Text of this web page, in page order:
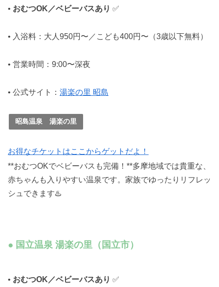
• おむつOK／ベビーバスあり ✅
• 入浴料：大人950円〜／こども400円〜（3歳以下無料）
• 営業時間：9:00〜深夜
• 公式サイト： 湯楽の里 昭島
昭島温泉 湯楽の里
お得なチケットはここからゲットだよ！
**おむつOKでベビーバスも完備！**多摩地域では貴重な、
赤ちゃんも入りやすい温泉です。家族でゆったりリフレッ
シュできます♨️
● 国立温泉 湯楽の里（国立市）
• おむつOK／ベビーバスあり ✅